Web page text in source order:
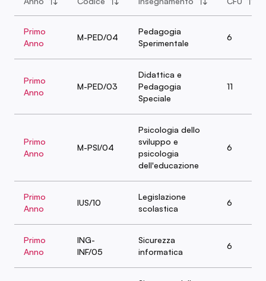
Primo
Anno
M-PED/04
Pedagogia
Sperimentale
6
Primo
Anno
M-PED/03
Didattica e
Pedagogia
Speciale
11
Primo
Anno
M-PSI/04
Psicologia dello
sviluppo e
psicologia
dell'educazione
6
Primo
Anno
IUS/10
Legislazione
scolastica
6
Primo
Anno
ING-
INF/05
Sicurezza
informatica
6